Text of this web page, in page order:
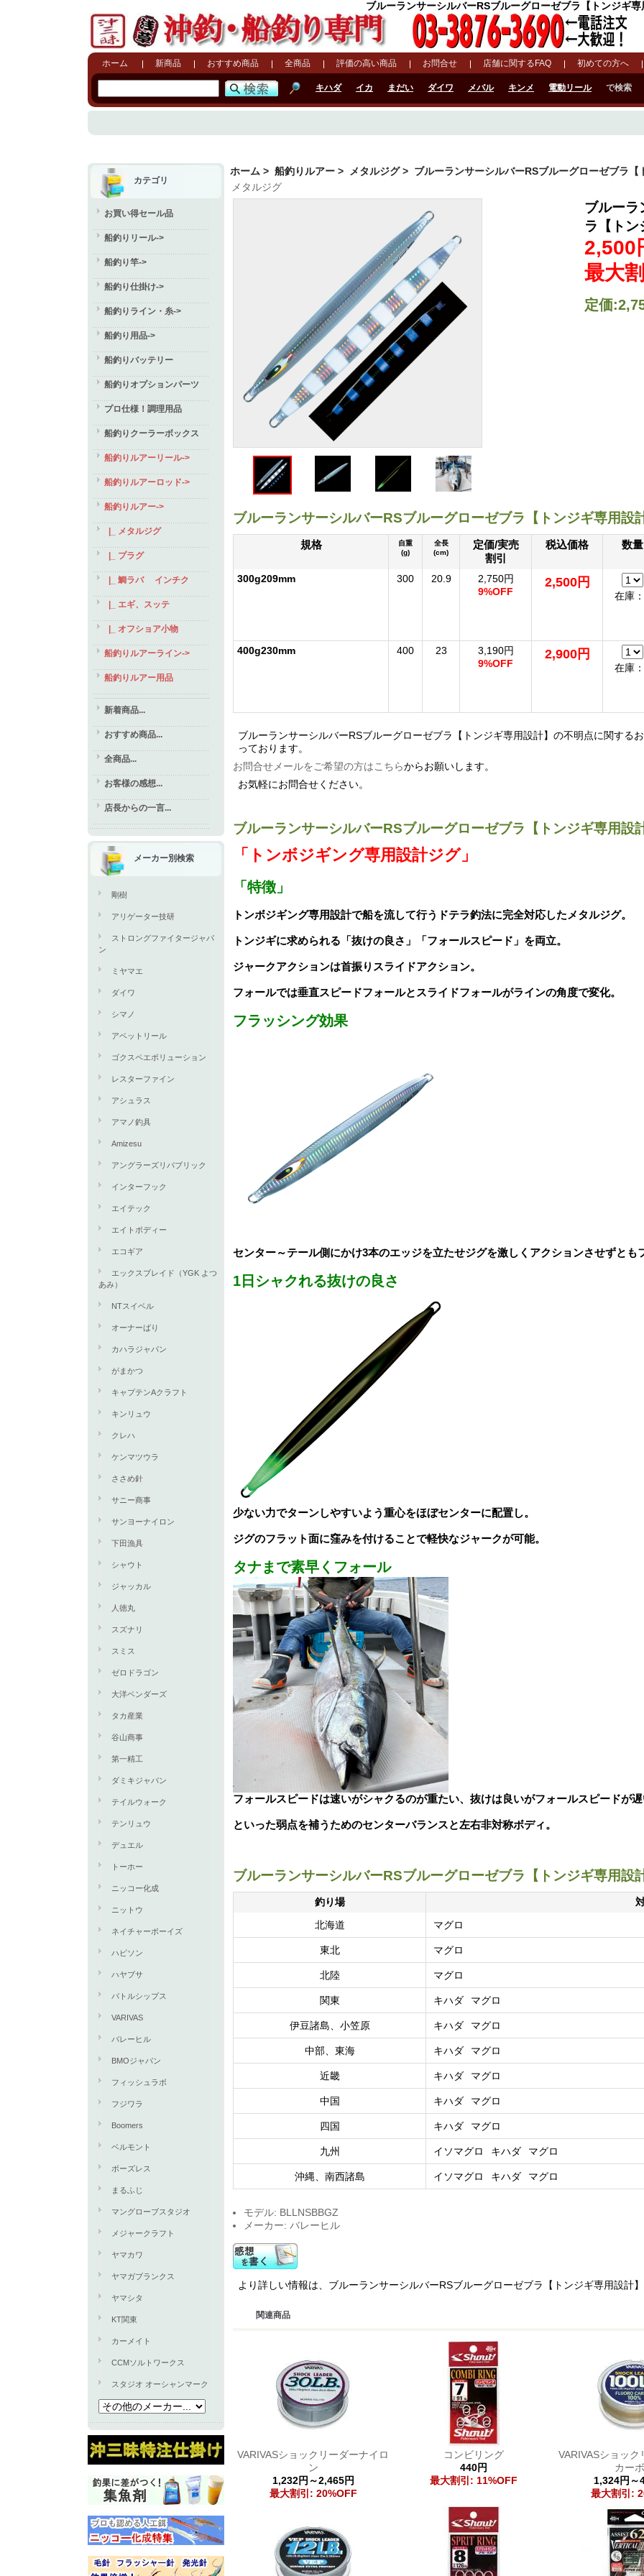
ブルーランサーシルバーRSブルーグローゼブラ【トンジギ
ホーム 新商品 おすすめ商品 全商品 評価の高い商品 お問合せ 店舗に関するFAQ 初めての方へ
キハダ イカ まだい ダイワ メバル キンメ 電動リール で検索
カテゴリ
お買い得セール品
船釣りリール->
船釣り竿->
船釣り仕掛け->
船釣りライン・糸->
船釣り用品->
船釣りバッテリー
船釣りオプションパーツ
プロ仕様！調理用品
船釣りクーラーボックス
船釣りルアーリール->
船釣りルアーロッド->
船釣りルアー->
|_ メタルジグ
|_ プラグ
|_ 鯛ラバ インチク
|_ エギ、スッテ
|_ オフショア小物
船釣りルアーライン->
船釣りルアー用品
新着商品...
おすすめ商品...
全商品...
お客様の感想...
店長からの一言...
メーカー別検索
剛樹
アリゲーター技研
ストロングファイタージャパ
ン
ミヤマエ
ダイワ
シマノ
アベットリール
ゴクスペエボリューション
レスターファイン
アシュラス
アマノ釣具
Amizesu
アングラーズリパブリック
インターフック
エイテック
エイトボディー
エコギア
エックスブレイド（YGK よつ
あみ）
NTスイベル
オーナーばり
カハラジャパン
がまかつ
キャプテンAクラフト
キンリュウ
クレハ
ケンマツウラ
ささめ針
サニー商事
サンヨーナイロン
下田漁具
シャウト
ジャッカル
人徳丸
スズナリ
スミス
ゼロドラゴン
大洋ベンダーズ
タカ産業
谷山商事
第一精工
ダミキジャパン
テイルウォーク
テンリュウ
デュエル
トーホー
ニッコー化成
ニットウ
ネイチャーボーイズ
ハピソン
ハヤブサ
バトルシップス
VARIVAS
バレーヒル
BMOジャパン
フィッシュラボ
フジワラ
Boomers
ベルモント
ボーズレス
まるふじ
マングローブスタジオ
メジャークラフト
ヤマカワ
ヤマガブランクス
ヤマシタ
KT関東
カーメイト
CCMソルトワークス
スタジオ オーシャンマーク
ホーム > 船釣りルアー > メタルジグ> ブルーランサーシルバーRSブルーグローゼブラ【
メタルジグ
ブルーラ
ラ【トン
2,500
最大
定価
ブルーランサーシルバーRSブルーグローゼブラ【トンジギ専用設
規格
自重
(g)
全長
(cm)
定価/実売
割引
税込価格 数量
300g209mm 300 20.9
2,750円
9%OFF
2,500円
在庫
400g230mm 400 23
3,190円
9%OFF
2,900円
在庫
ブルーランサーシルバーRSブルーグローゼブラ【トンジギ専用設計】の不明点に関する
っております。
お問合せメールをご希望の方はこちらからお願いします。
お気軽にお問合せください。
ブルーランサーシルバーRSブルーグローゼブラ【トンジギ専用
「トンボジギング専用設計ジグ」
「特徴」
トンボジギング専用設計で船を流して行うドテラ釣法に完全対応したメタルジグ。
トンジギに求められる「抜けの良さ」「フォールスピード」を両立。
ジャークアクションは首振りスライドアクション。
フォールでは垂直スピードフォールとスライドフォールがラインの角度で変化。
フラッシング効果
センター～テール側にかけ3本のエッジを立たせジグを激しくアクションさせずとも
1日シャクれる抜けの良さ
少ない力でターンしやすいよう重心をほぼセンターに配置し。
ジグのフラット面に窪みを付けることで軽快なジャークが可能。
タナまで素早くフォール
フォールスピードは速いがシャクるのが重たい、抜けは良いがフォールスピードが
といった弱点を補うためのセンターバランスと左右非対称ボディ。
ブルーランサーシルバーRSブルーグローゼブラ【トンジギ専用設
釣り場
北海道
マグロ
東北 マグロ
北陸 マグロ
関東 キハダ マグロ
伊豆諸島、小笠原 キハダ マグロ
中部、東海 キハダ マグロ
近畿 キハダ マグロ
中国 キハダ マグロ
四国 キハダ マグロ
九州 イソマグロ キハダ マグロ
沖縄、南西諸島 イソマグロ キハダ マグロ
モデル: BLLNSBBGZ
メーカー: バレーヒル
より詳しい情報は、ブルーランサーシルバーRSブルーグローゼブラ【トンジギ専用設計
関連商品
VARIVASショックリーダーナイロ
ン
1,232円～2,465円
最大割引: 20%OFF
コンビリング
440円
最大割引: 11%OFF
VARIVASショック
カー
1,324円～
最大割引: